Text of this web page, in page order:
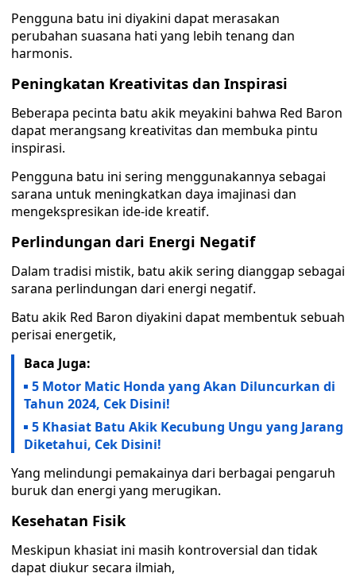
Pengguna batu ini diyakini dapat merasakan
perubahan suasana hati yang lebih tenang dan
harmonis.
Peningkatan Kreativitas dan Inspirasi
Beberapa pecinta batu akik meyakini bahwa Red Baron
dapat merangsang kreativitas dan membuka pintu
inspirasi.
Pengguna batu ini sering menggunakannya sebagai
sarana untuk meningkatkan daya imajinasi dan
mengekspresikan ide-ide kreatif.
Perlindungan dari Energi Negatif
Dalam tradisi mistik, batu akik sering dianggap sebagai
sarana perlindungan dari energi negatif.
Batu akik Red Baron diyakini dapat membentuk sebuah
perisai energetik,
Baca Juga:
5 Motor Matic Honda yang Akan Diluncurkan di
Tahun 2024, Cek Disini!
5 Khasiat Batu Akik Kecubung Ungu yang Jarang
Diketahui, Cek Disini!
Yang melindungi pemakainya dari berbagai pengaruh
buruk dan energi yang merugikan.
Kesehatan Fisik
Meskipun khasiat ini masih kontroversial dan tidak
dapat diukur secara ilmiah,